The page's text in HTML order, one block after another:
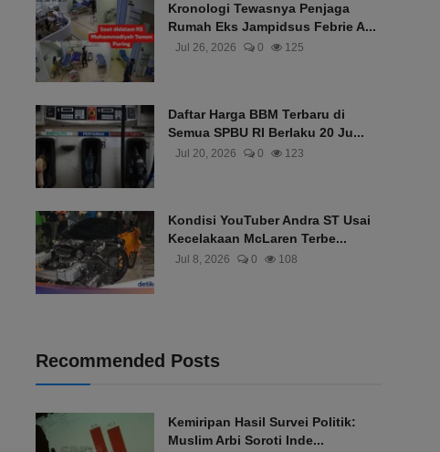
Kronologi Tewasnya Penjaga
Rumah Eks Jampidsus Febrie A...
Jul 26, 2026 0 125
Daftar Harga BBM Terbaru di
Semua SPBU RI Berlaku 20 Ju...
Jul 20, 2026 0 123
Kondisi YouTuber Andra ST Usai
Kecelakaan McLaren Terbe...
Jul 8, 2026 0 108
Recommended Posts
Kemiripan Hasil Survei Politik:
Muslim Arbi Soroti Inde...